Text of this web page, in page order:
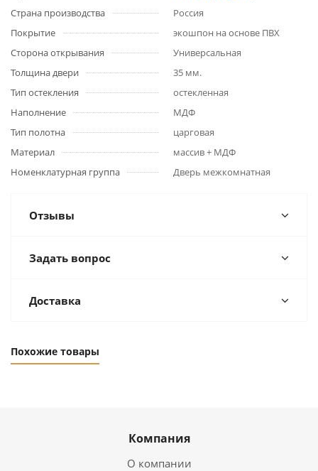
Страна производства
Россия
Покрытие
экошпон на основе ПВХ
Сторона открывания
Универсальная
Толщина двери
35 мм.
Тип остекления
остекленная
Наполнение
МДФ
Тип полотна
царговая
Материал
массив + МДФ
Номенклатурная группа
Дверь межкомнатная
Отзывы
Задать вопрос
Доставка
Похожие товары
Компания
О компании